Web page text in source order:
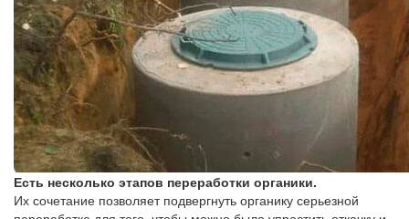
Есть несколько этапов переработки органики.
Их сочетание позволяет подвергнуть органику серьезной